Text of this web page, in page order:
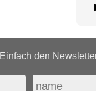
Einfach den